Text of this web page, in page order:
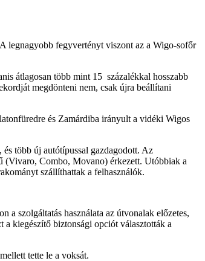
legnagyobb fegyvertényt viszont az a Wigo-sofőr
átlagosan több mint 15 százalékkal hosszabb
megdönteni nem, csak újra beállítani
és Zamárdiba irányult a vidéki Wigos
több új autótípussal gazdagodott. Az
(Vivaro, Combo, Movano) érkezett. Utóbbiak a
szállíthattak a felhasználók.
szolgáltatás használata az útvonalak előzetes,
a kiegészítő biztonsági opciót választották a
tette le a voksát.